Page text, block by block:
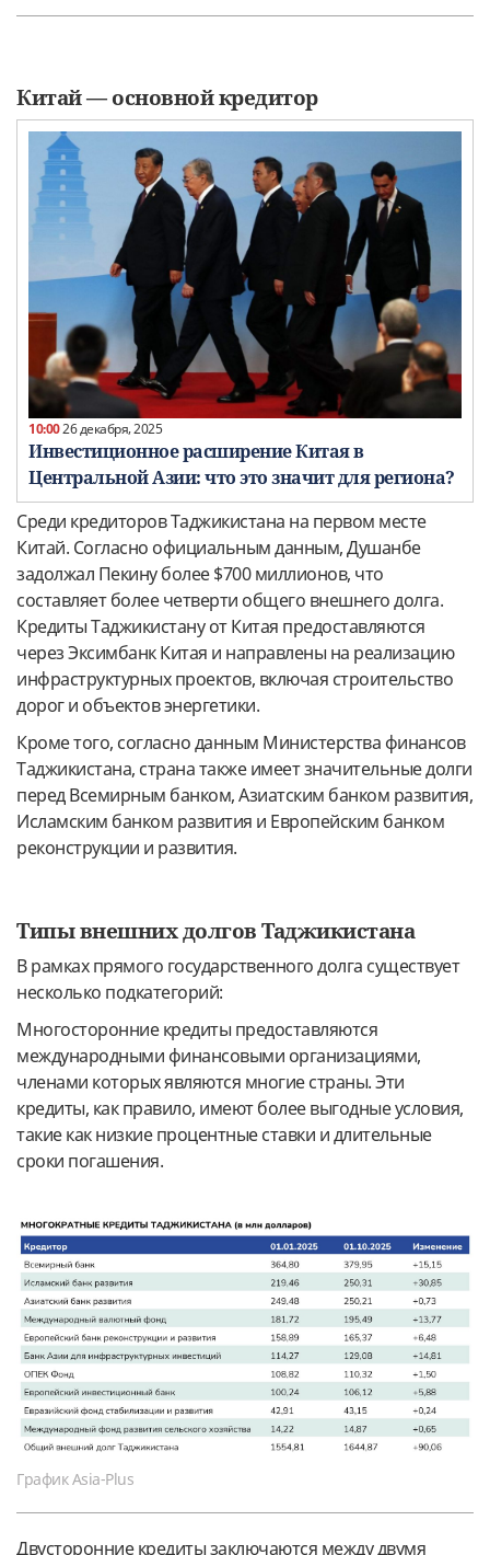
Китай — основной кредитор
10:0026 декабря, 2025
Инвестиционное расширение Китая в
Центральной Азии: что это значит для региона?
Среди кредиторов Таджикистана на первом месте
Китай. Согласно официальным данным, Душанбе
задолжал Пекину более $700 миллионов, что
составляет более четверти общего внешнего долга.
Кредиты Таджикистану от Китая предоставляются
через Эксимбанк Китая и направлены на реализацию
инфраструктурных проектов, включая строительство
дорог и объектов энергетики.
Кроме того, согласно данным Министерства финансов
Таджикистана, страна также имеет значительные долги
перед Всемирным банком, Азиатским банком развития,
Исламским банком развития и Европейским банком
реконструкции и развития.
Типы внешних долгов Таджикистана
В рамках прямого государственного долга существует
несколько подкатегорий:
Многосторонние кредиты предоставляются
международными финансовыми организациями,
членами которых являются многие страны. Эти
кредиты, как правило, имеют более выгодные условия,
такие как низкие процентные ставки и длительные
сроки погашения.
График Asia-Plus
Двусторонние кредиты заключаются между двумя